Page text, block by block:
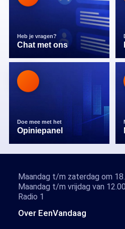
Heb je vragen?
Chat met ons
Doe mee met het
Opiniepanel
Over EenVandaag
Maandag t/m zaterdag om
Maandag t/m vrijdag van
Radio 1